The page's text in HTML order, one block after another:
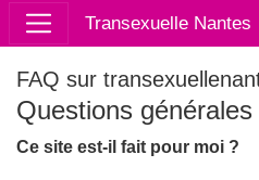
Transexuelle Nantes
FAQ sur
Questions générales
Ce site est-il fait pour moi ?